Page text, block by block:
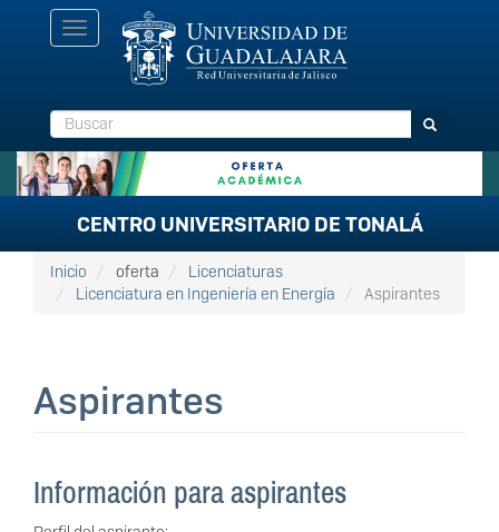
Toggle
navigation
Buscar Buscar
CENTRO UNIVERSITARIO DE TONALÁ
Inicio oferta
Licenciaturas
Licenciatura en Ingeniería en Energía
Aspirantes
Aspirantes
Información para aspirantes